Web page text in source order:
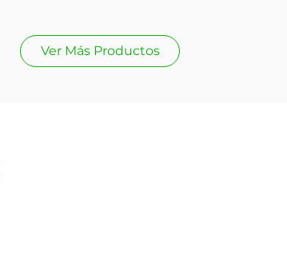
Ver Más Productos